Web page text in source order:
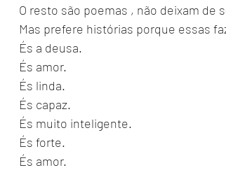
O resto são poemas , não deixam de
Mas prefere histórias porque essas
És a deusa.
És amor.
És linda.
És capaz.
És muito inteligente.
És forte.
És amor.